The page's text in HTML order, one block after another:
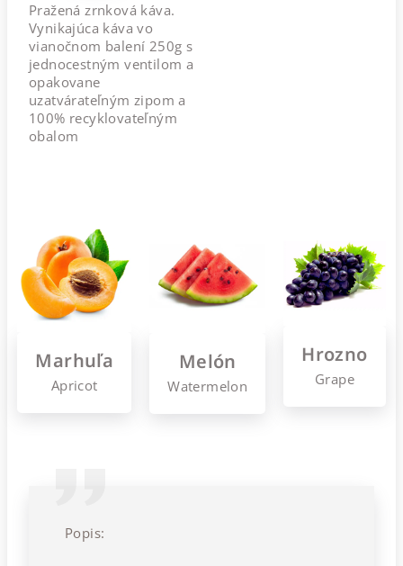
Pražená zrnková káva.
Vynikajúca káva vo
vianočnom balení 250g s
jednocestným ventilom a
opakovane
uzatvárateľným zipom a
100% recyklovateľným
obalom
Marhuľa
Apricot
Melón
Watermelon
Hrozno
Grape
Popis: